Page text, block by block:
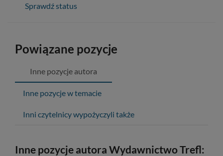
Sprawdź status
Powiązane pozycje
Inne pozycje autora
Inne pozycje w temacie
Inni czytelnicy wypożyczyli także
Inne pozycje autora Wydawnictwo Trefl: